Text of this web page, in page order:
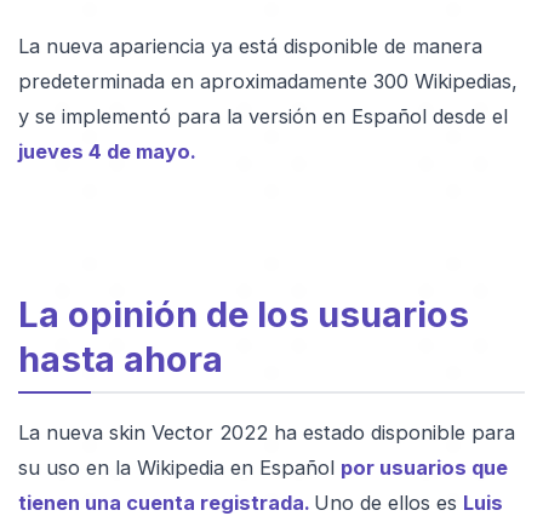
La nueva apariencia ya está disponible de manera
predeterminada en aproximadamente 300 Wikipedias,
y se implementó para la versión en Español desde el
jueves 4 de mayo.
La opinión de los usuarios
hasta ahora
La nueva skin Vector 2022 ha estado disponible para
su uso en la Wikipedia en Español por usuarios que
tienen una cuenta registrada. Uno de ellos es Luis